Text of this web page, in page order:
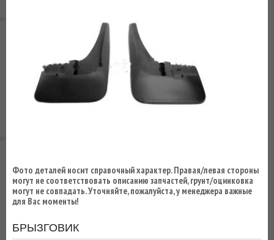
Фото деталей носит справочный характер. Правая/левая стороны
могут не соответствовать описанию запчастей, грунт/оцинковка
могут не совпадать. Уточняйте, пожалуйста, у менеджера важные
для Вас моменты!
БРЫЗГОВИК